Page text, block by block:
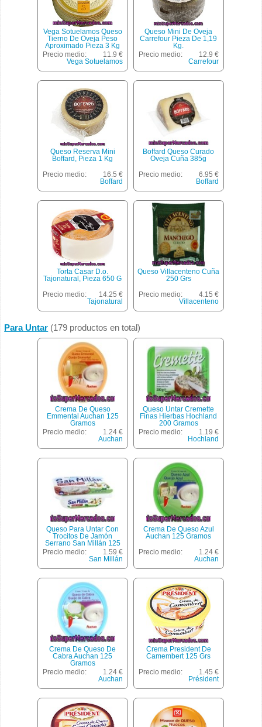
Vega Sotuelamos Queso
Tierno De Oveja Peso
Aproximado Pieza 3 Kg
Precio medio:
11.9 €
Vega Sotuelamos
Queso Mini De Oveja
Carrefour Pieza De 1,19
Kg.
Precio medio:
12.9 €
Carrefour
Queso Reserva Mini
Boffard, Pieza 1 Kg
Precio medio:
16.5 €
Boffard
Boffard Queso Curado
Oveja Cuña 385g
Precio medio:
6.95 €
Boffard
Torta Casar D.o.
Tajonatural, Pieza 650 G
Precio medio:
14.25 €
Tajonatural
Queso Villacenteno Cuña
250 Grs
Precio medio:
4.15 €
Villacenteno
Para Untar (179 productos en total)
Crema De Queso
Emmental Auchan 125
Gramos
Precio medio:
1.24 €
Auchan
Queso Untar Cremette
Finas Hierbas Hochland
200 Gramos
Precio medio:
1.19 €
Hochland
Queso Para Untar Con
Trocitos De Jamón
Serrano San Millán 125
Gramos
Precio medio:
1.59 €
San Millán
Crema De Queso Azul
Auchan 125 Gramos
Precio medio:
1.24 €
Auchan
Crema De Queso De
Cabra Auchan 125
Gramos
Precio medio:
1.24 €
Auchan
Crema President De
Camembert 125 Grs
Precio medio:
1.45 €
Président